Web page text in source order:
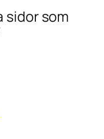
sidor som